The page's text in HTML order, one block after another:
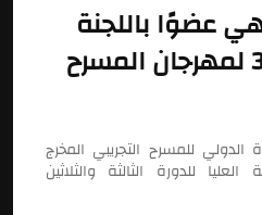
عضوًا باللجنة
العليا للدورة الـ33 لمهرجان المسرح
الدولي للمسرح التجريبي المخرج
للدورة الثالثة والثلاثين